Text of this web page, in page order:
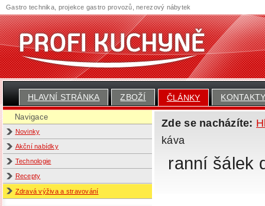
HLAVNÍ STRÁNKA ZBOŽÍ ČLÁNKY
Navigace
Novinky
Akční nabídky
Technologie
Recepty
Zdravá výživa a stravování
Zde se nacházíte:
káva
ranní šálek
Gastro technika, projekce gastro provozů, nerezový nábytek